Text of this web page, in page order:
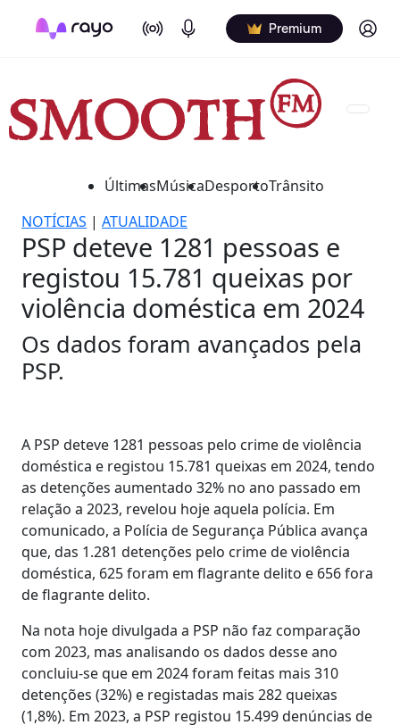
On Air Podcasts Premium Log in
ÚltimasMúsicaDesportoTrânsito
NOTÍCIAS | ATUALIDADE
PSP deteve 1281 pessoas e
registou 15.781 queixas por
violência doméstica em 2024
Os dados foram avançados pela
PSP.
A PSP deteve 1281 pessoas pelo crime de violência
doméstica e registou 15.781 queixas em 2024, tendo
as detenções aumentado 32% no ano passado em
relação a 2023, revelou hoje aquela polícia. Em
comunicado, a Polícia de Segurança Pública avança
que, das 1.281 detenções pelo crime de violência
doméstica, 625 foram em flagrante delito e 656 fora
de flagrante delito.
Na nota hoje divulgada a PSP não faz comparação
com 2023, mas analisando os dados desse ano
concluiu-se que em 2024 foram feitas mais 310
detenções (32%) e registadas mais 282 queixas
(1,8%). Em 2023, a PSP registou 15.499 denúncias de